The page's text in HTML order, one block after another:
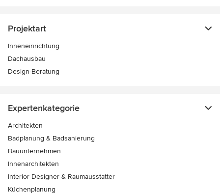
Projektart
Inneneinrichtung
Dachausbau
Design-Beratung
Expertenkategorie
Architekten
Badplanung & Badsanierung
Bauunternehmen
Innenarchitekten
Interior Designer & Raumausstatter
Küchenplanung